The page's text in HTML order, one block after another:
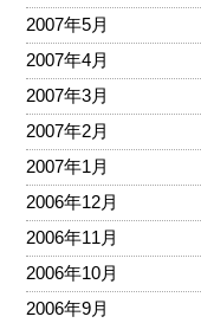
2007年5月
2007年4月
2007年3月
2007年2月
2007年1月
2006年12月
2006年11月
2006年10月
2006年9月